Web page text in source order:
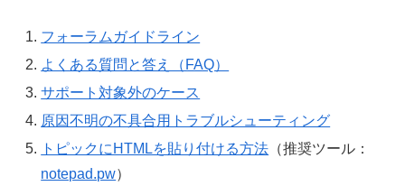
フォーラムガイドライン
よくある質問と答え（FAQ）
サポート対象外のケース
原因不明の不具合用トラブルシューティング
トピックにHTMLを貼り付ける方法 （推奨ツール：
notepad.pw）